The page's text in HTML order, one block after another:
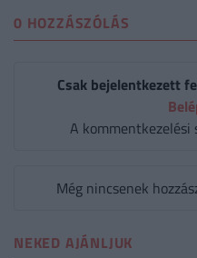
0 HOZZÁSZÓLÁS
Csak bejelentkezett
A kommentkezelési
Még nincsenek
NEKED AJÁNLJUK